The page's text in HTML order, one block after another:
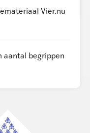
Vier.nu
aantal begrippen